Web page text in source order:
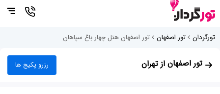
تورگردان تور اصفهان تور اصفهان هتل چهار باغ سپاهان
تور اصفهاناز تهران رزرو پکیج ها